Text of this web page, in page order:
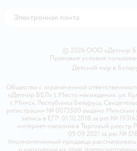
© 2026 ООО «Детмир
Правовые условия
Детский мир в
Общество с ограниченной
«Детмир БЕЛ» ). Место нахождения: ул.
г. Минск, Республика Беларусь.
регистрации № 0072500 выдано Минским
запись в ЕГР 01.10.2018 за рег.№
интернет-магазина в Торговый реестр
09.09.2021 за рег.№
Уполномоченный продавца
о нарушении их прав,